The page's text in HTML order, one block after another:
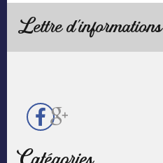
Lettre d'informations
Catégories